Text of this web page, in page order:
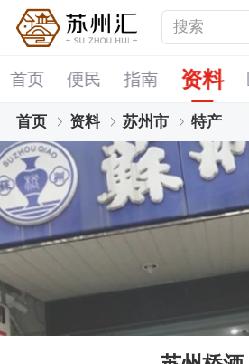
首页 便民 指南 资料
首页 资料 苏州市 特产